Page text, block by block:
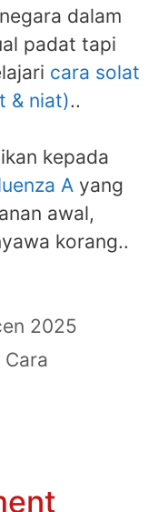
dalam
padat tapi
cara solat
& niat)..
kepada
A yang
awal,
korang..
2025